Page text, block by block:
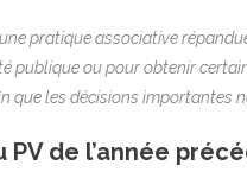
pratique associative
publique ou pour obtenir
que les décisions importantes
PV de l’année